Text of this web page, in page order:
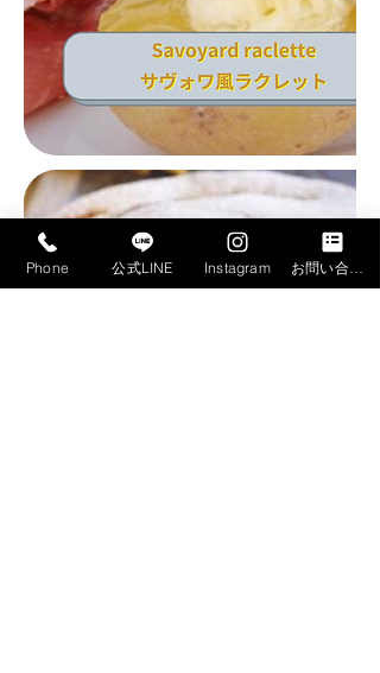
Phone 公式LINE Instagram お問い合わせフォーム